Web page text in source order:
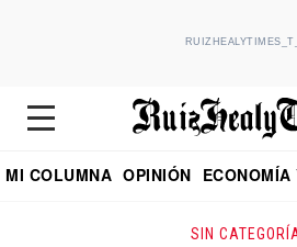
MI COLUMNA OPINIÓN ECONOMÍA
SIN